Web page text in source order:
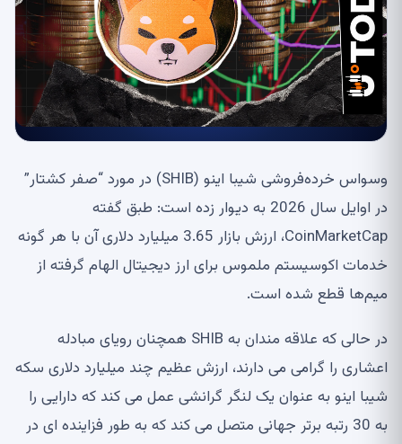
وسواس خرده‌فروشی شیبا اینو (SHIB) در مورد “صفر کشتار”
در اوایل سال 2026 به دیوار زده است: طبق گفته
CoinMarketCap، ارزش بازار 3.65 میلیارد دلاری آن با هر گونه
خدمات اکوسیستم ملموس برای ارز دیجیتال الهام گرفته از
میم‌ها قطع شده است.
در حالی که علاقه مندان به SHIB همچنان رویای مبادله
اعشاری را گرامی می دارند، ارزش عظیم چند میلیارد دلاری سکه
شیبا اینو به عنوان یک لنگر گرانشی عمل می کند که دارایی را
به 30 رتبه برتر جهانی متصل می کند که به طور فزاینده ای در